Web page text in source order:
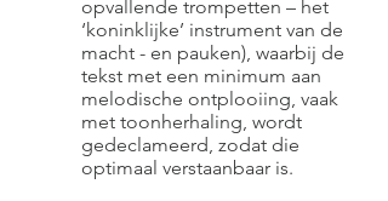
opvallende trompetten – het
‘koninklijke’ instrument van de
macht - en pauken), waarbij de
tekst met een minimum aan
melodische ontplooiing, vaak
met toonherhaling, wordt
gedeclameerd, zodat die
optimaal verstaanbaar is.